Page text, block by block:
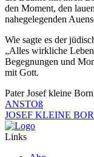
den Moment, den
nahegelegenden
Wie sagte es der
„Alles wirkliche
Begegnungen und
mit Gott.
Pater Josef kleine
ANSTOß
JOSEF KLEINE
Links